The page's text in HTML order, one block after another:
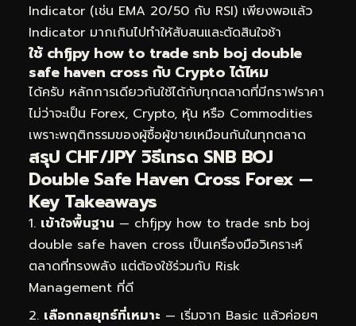
Indicator (เช่น EMA 20/50 กับ RSI) เพียงพอแล้ว
Indicator มากเกินไปทำให้สับสนและตัดสินใจช้า
ใช้ chfjpy how to trade snb boj double
safe haven cross กับ Crypto ได้ไหม
ได้ครับ หลักการเดียวกันใช้ได้กับทุกตลาดที่มีกราฟราคา
ไม่ว่าจะเป็น Forex, Crypto, หุ้น หรือ Commodities
เพราะพฤติกรรมของผู้ซื้อผู้ขายเหมือนกันในทุกตลาด
สรุป CHF/JPY วิธีเทรด SNB BOJ
Double Safe Haven Cross Forex —
Key Takeaways
เข้าใจพื้นฐาน — chfjpy how to trade snb boj
double safe haven cross เป็นเครื่องมือวิเคราะห์
ตลาดที่ทรงพลัง แต่ต้องใช้ร่วมกับ Risk
Management ที่ดี
เลือกกลยุทธ์ที่เหมาะ — เริ่มจาก Basic แล้วค่อยๆ